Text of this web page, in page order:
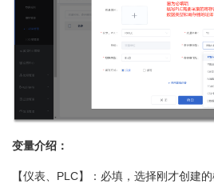
变量介绍：
【仪表、PLC】：必填，选择刚才创建的